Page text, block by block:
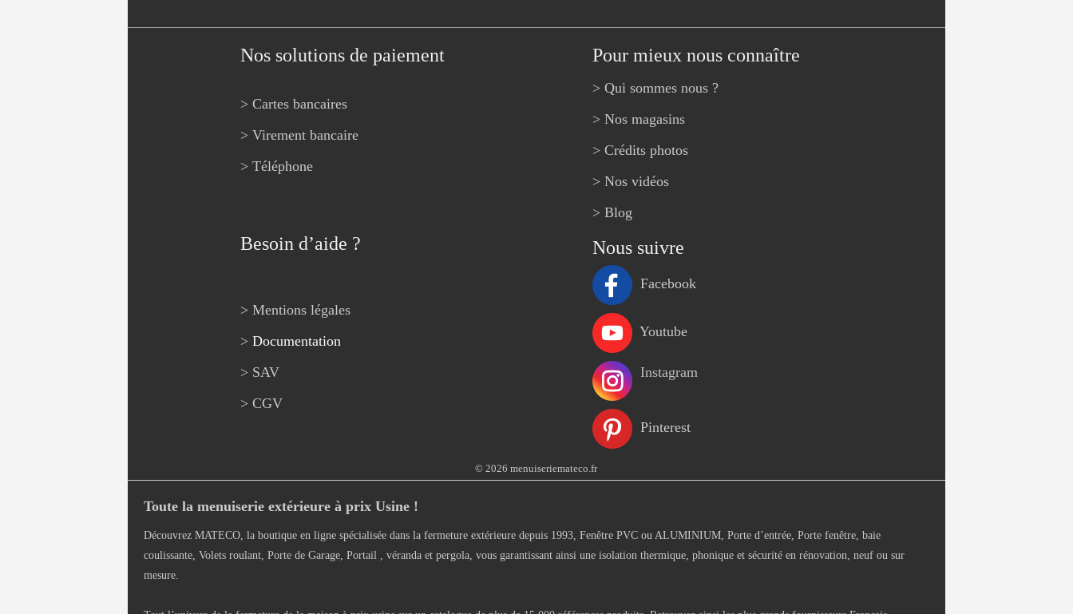
Nos solutions de paiement Pour mieux nous connaître
> Cartes bancaires
> Virement bancaire
> Téléphone
> Qui sommes nous ?
> Nos magasins
> Crédits photos
> Nos vidéos
> Blog
Besoin d’aide ? Nous suivre
> Mentions légales
> Documentation
> SAV
> CGV
Facebook
Youtube
Instagram
Pinterest
© 2026 menuiseriemateco.fr
Toute la menuiserie extérieure à prix Usine !
Découvrez MATECO, la boutique en ligne spécialisée dans la fermeture extérieure depuis 1993, Fenêtre PVC ou ALUMINIUM, Porte d’entrée, Porte fenêtre, baie
coulissante, Volets roulant, Porte de Garage, Portail , véranda et pergola, vous garantissant ainsi une isolation thermique, phonique et sécurité en rénovation, neuf ou sur
mesure.